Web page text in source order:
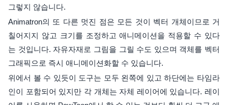
그렇지 않습니다.
Animatron의 또 다른 멋진 점은 모든 것이 벡터 개체이므로 거
칠어지지 않고 크기를 조정하고 애니메이션을 적용할 수 있다
는 것입니다. 자유자재로 그림을 그릴 수도 있으며 객체를 벡터
그래픽으로 즉시 애니메이션화할 수 있습니다.
위에서 볼 수 있듯이 도구는 모두 왼쪽에 있고 하단에는 타임라
인이 포함되어 있지만 각 개체는 자체 레이어에 있습니다. 레이